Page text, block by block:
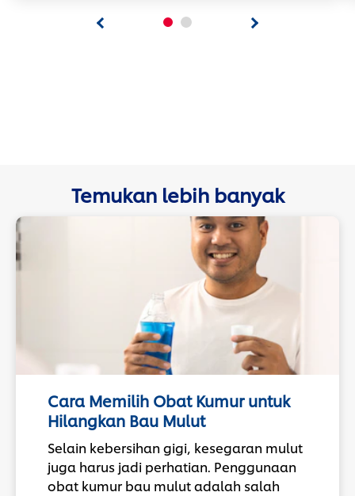
Temukan lebih banyak
Cara Memilih Obat Kumur untuk
Hilangkan Bau Mulut
Selain kebersihan gigi, kesegaran mulut
juga harus jadi perhatian. Penggunaan
obat kumur bau mulut adalah salah